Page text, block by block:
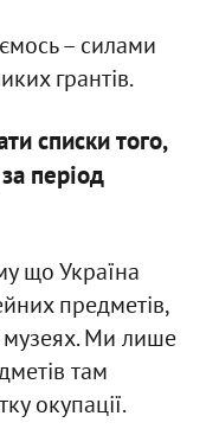
– силами
грантів.
списки того,
період
що Україна
предметів,
музеях. Ми лише
там
окупації.